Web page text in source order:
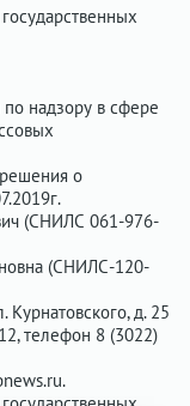
надзору в сфере
о
(СНИЛС 061-976-
(СНИЛС-120-
Курнатовского, д. 25
телефон 8 (3022)
.